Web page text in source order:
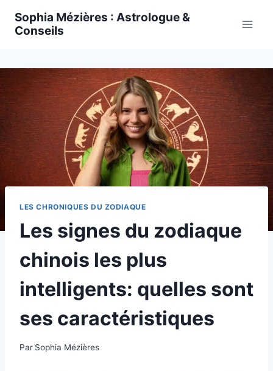
Sophia Mézières : Astrologue &
Conseils
LES CHRONIQUES DU ZODIAQUE
Les signes du zodiaque
chinois les plus
intelligents: quelles sont
ses caractéristiques
Par Sophia Mézières